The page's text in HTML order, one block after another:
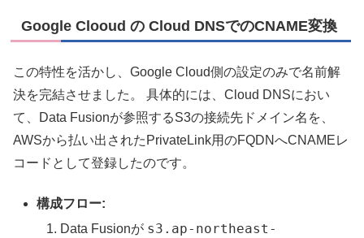
Google Clooud の Cloud DNSでのCNAME変換
この特性を活かし、Google Cloud側の設定のみで名前解
決を完結させました。 具体的には、Cloud DNSにおい
て、Data Fusionが参照するS3の接続先ドメイン名を、
AWSから払い出されたPrivateLink用のFQDNへCNAMEレ
コードとして登録したのです。
構成フロー:
Data Fusionが s3.ap-northeast-